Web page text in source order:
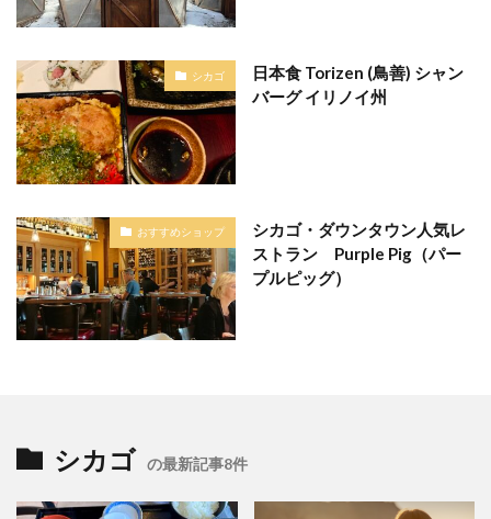
シカゴ
日本食 Torizen (鳥善) シャン
バーグ イリノイ州
おすすめショップ
シカゴ・ダウンタウン人気レ
ストラン Purple Pig（パー
プルピッグ）
シカゴ の最新記事8件